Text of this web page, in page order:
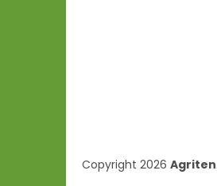
Copyright 2026 Agriten